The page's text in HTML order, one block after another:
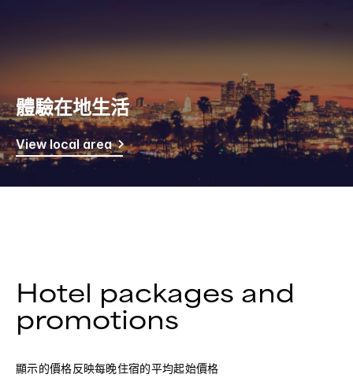
體驗在地生活
View local area
Hotel packages and
promotions
顯示的價格反映每晚住宿的平均起始價格